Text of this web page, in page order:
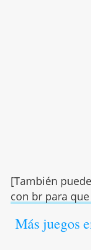
[También
con br para
Más juegos